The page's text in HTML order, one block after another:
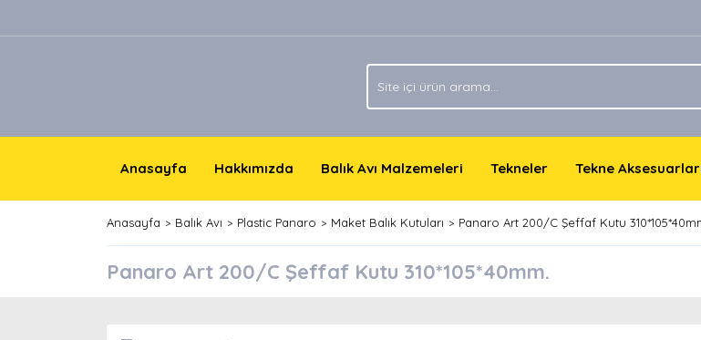
Anasayfa Hakkımızda Balık Avı Malzemeleri Tekneler Tekne
Anasayfa Balık Avı Plastic Panaro Maket Balık Kutuları Panaro Art 200/C Şeffaf Kutu
Panaro Art 200/C Şeffaf Kutu 310*105*40mm.